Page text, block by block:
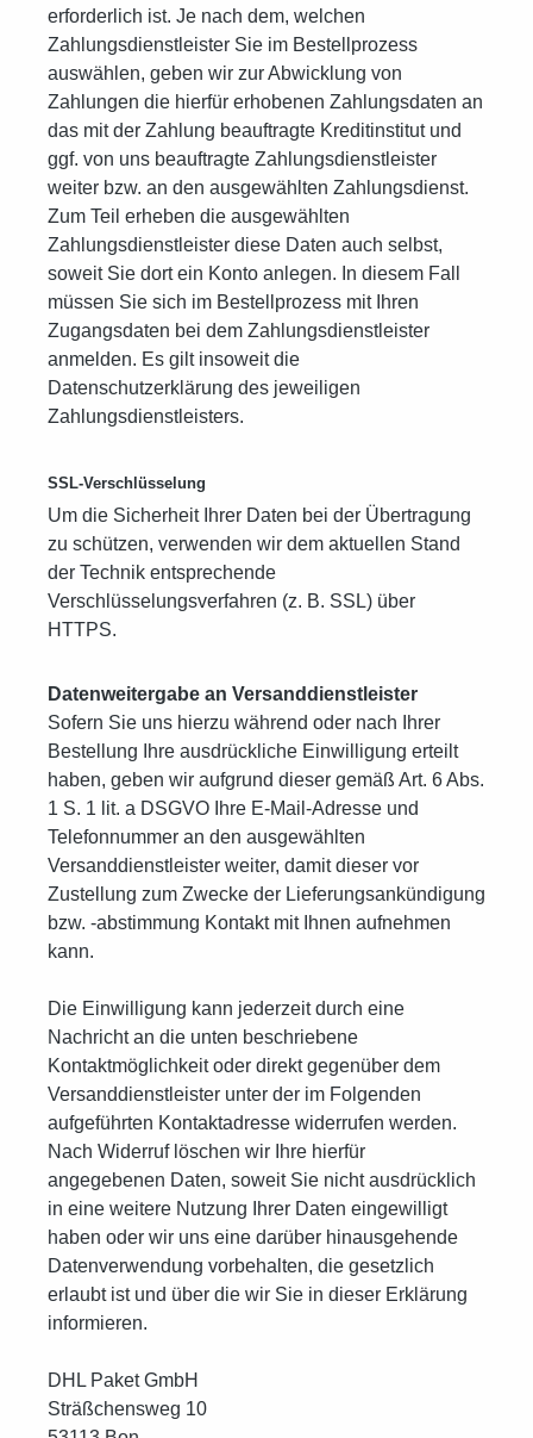
erforderlich ist. Je nach dem, welchen
Zahlungsdienstleister Sie im Bestellprozess
auswählen, geben wir zur Abwicklung von
Zahlungen die hierfür erhobenen Zahlungsdaten an
das mit der Zahlung beauftragte Kreditinstitut und
ggf. von uns beauftragte Zahlungsdienstleister
weiter bzw. an den ausgewählten Zahlungsdienst.
Zum Teil erheben die ausgewählten
Zahlungsdienstleister diese Daten auch selbst,
soweit Sie dort ein Konto anlegen. In diesem Fall
müssen Sie sich im Bestellprozess mit Ihren
Zugangsdaten bei dem Zahlungsdienstleister
anmelden. Es gilt insoweit die
Datenschutzerklärung des jeweiligen
Zahlungsdienstleisters.
SSL-Verschlüsselung
Um die Sicherheit Ihrer Daten bei der Übertragung
zu schützen, verwenden wir dem aktuellen Stand
der Technik entsprechende
Verschlüsselungsverfahren (z. B. SSL) über
HTTPS.
Datenweitergabe an Versanddienstleister
Sofern Sie uns hierzu während oder nach Ihrer
Bestellung Ihre ausdrückliche Einwilligung erteilt
haben, geben wir aufgrund dieser gemäß Art. 6 Abs.
1 S. 1 lit. a DSGVO Ihre E-Mail-Adresse und
Telefonnummer an den ausgewählten
Versanddienstleister weiter, damit dieser vor
Zustellung zum Zwecke der Lieferungsankündigung
bzw. -abstimmung Kontakt mit Ihnen aufnehmen
kann.
Die Einwilligung kann jederzeit durch eine
Nachricht an die unten beschriebene
Kontaktmöglichkeit oder direkt gegenüber dem
Versanddienstleister unter der im Folgenden
aufgeführten Kontaktadresse widerrufen werden.
Nach Widerruf löschen wir Ihre hierfür
angegebenen Daten, soweit Sie nicht ausdrücklich
in eine weitere Nutzung Ihrer Daten eingewilligt
haben oder wir uns eine darüber hinausgehende
Datenverwendung vorbehalten, die gesetzlich
erlaubt ist und über die wir Sie in dieser Erklärung
informieren.
DHL Paket GmbH
Sträßchensweg 10